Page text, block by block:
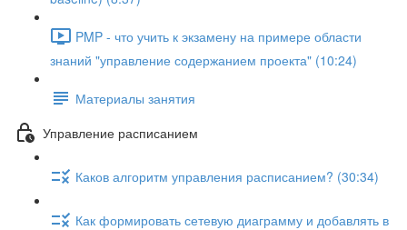
PMP - что учить к экзамену на примере области
знаний "управление содержанием проекта" (10:24)
Материалы занятия
Управление расписанием
Каков алгоритм управления расписанием? (30:34)
Как формировать сетевую диаграмму и добавлять в